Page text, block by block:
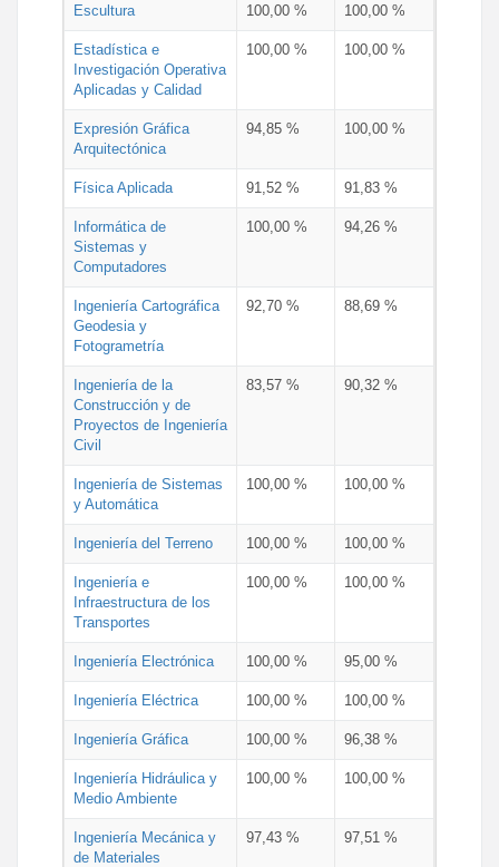
Escultura 100,00 % 100,00 %
Estadística e
Investigación Operativa
Aplicadas y Calidad
100,00 % 100,00 %
Expresión Gráfica
Arquitectónica
94,85 % 100,00 %
Física Aplicada 91,52 % 91,83 %
Informática de
Sistemas y
Computadores
100,00 % 94,26 %
Ingeniería Cartográfica
Geodesia y
Fotogrametría
92,70 % 88,69 %
Ingeniería de la
Construcción y de
Proyectos de Ingeniería
Civil
83,57 % 90,32 %
Ingeniería de Sistemas
y Automática
100,00 % 100,00 %
Ingeniería del Terreno 100,00 % 100,00 %
Ingeniería e
Infraestructura de los
Transportes
100,00 % 100,00 %
Ingeniería Electrónica 100,00 % 95,00 %
Ingeniería Eléctrica 100,00 % 100,00 %
Ingeniería Gráfica 100,00 % 96,38 %
Ingeniería Hidráulica y
Medio Ambiente
100,00 % 100,00 %
Ingeniería Mecánica y
de Materiales
97,43 % 97,51 %